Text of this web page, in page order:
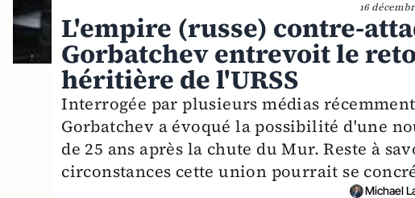
16
L'empire (russe) contre-
Gorbatchev entrevoit le
héritière de l'URSS
Interrogée par plusieurs médias
Gorbatchev a évoqué la possibilité d'une
de 25 ans après la chute du Mur. Reste à
circonstances cette union pourrait se
Michael